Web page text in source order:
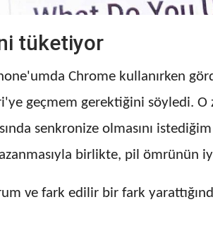
tüketiyor
Chrome kullanırken
geçmem gerektiğini söyledi.
senkronize olmasını
birlikte, pil
ve fark edilir bir fark